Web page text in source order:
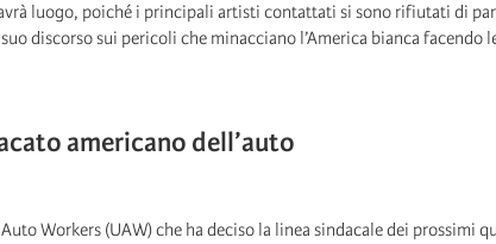
luogo, poiché i principali artisti contattati si sono rifiutati di
discorso sui pericoli che minacciano l’America bianca facendo
americano dell’auto
Workers (UAW) che ha deciso la linea sindacale dei prossimi